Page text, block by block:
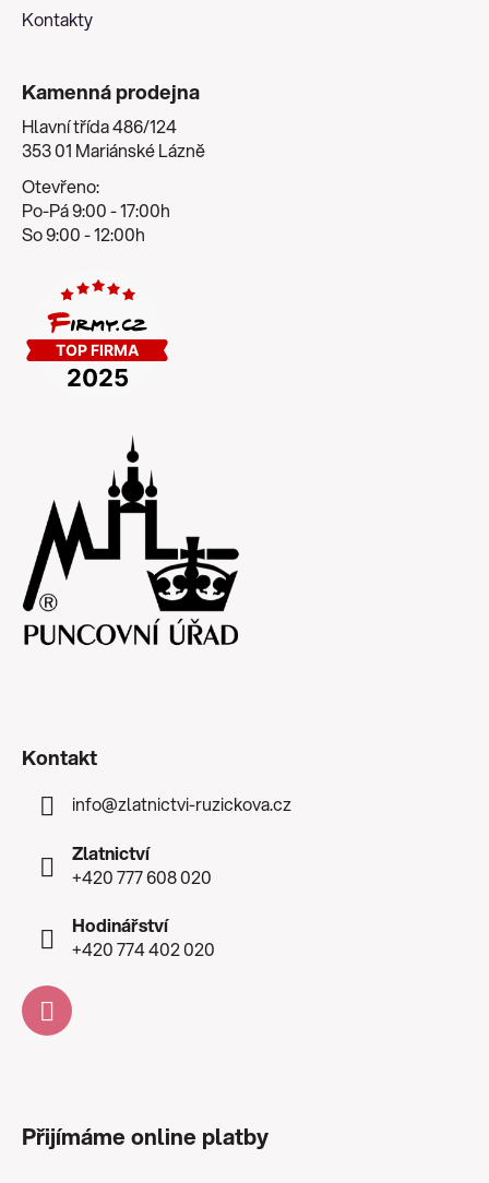
Kontakty
Kamenná prodejna
Hlavní třída 486/124
353 01 Mariánské Lázně
Otevřeno:
Po-Pá 9:00 - 17:00h
So 9:00 - 12:00h
Kontakt
info@zlatnictvi-ruzickova.cz
Zlatnictví
+420 777 608 020
Hodinářství
+420 774 402 020
Přijímáme online platby